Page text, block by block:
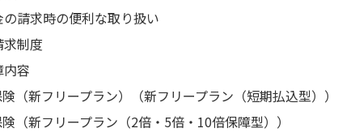
請求時の便利な取り扱い
制度
容
（新フリープラン）（新フリープラン（短期払込型））
（新フリープラン（2倍・5倍・10倍保障型））